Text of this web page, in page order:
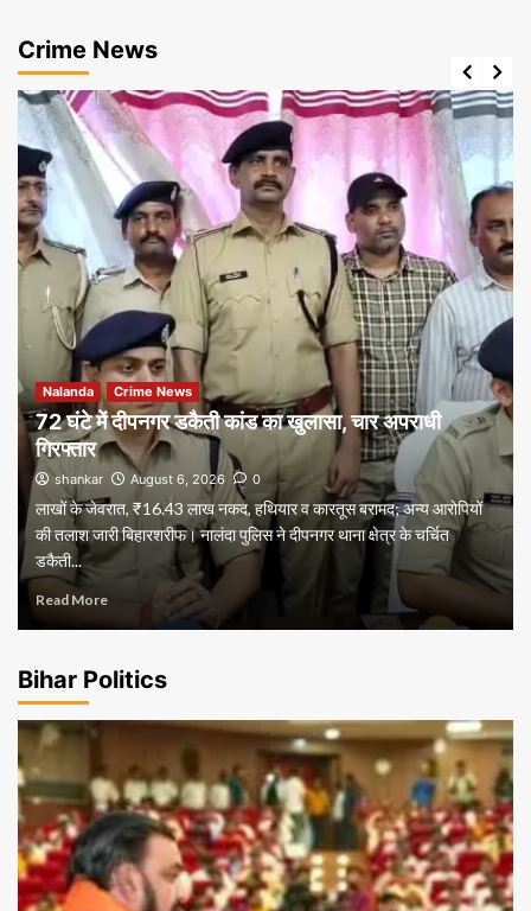
Crime News
Nalanda Crime News
72 घंटे में दीपनगर डकैती कांड का खुलासा, चार अपराधी
गिरफ्तार
shankar August 6, 2026 0
लाखों के जेवरात, ₹16.43 लाख नकद, हथियार व कारतूस बरामद; अन्य आरोपियों
की तलाश जारी बिहारशरीफ। नालंदा पुलिस ने दीपनगर थाना क्षेत्र के चर्चित
डकैती...
Read More
Bihar Politics